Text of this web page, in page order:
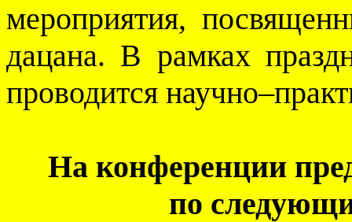
мероприятия,
дацана. В рамках
проводится
На конференции
по